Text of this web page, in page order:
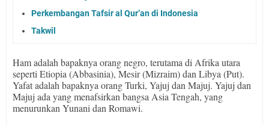
Perkembangan Tafsir al Qur’an di Indonesia
Takwil
Ham adalah bapaknya orang negro, terutama di Afrika utara
seperti Etiopia (Abbasinia), Mesir (Mizraim) dan Libya (Put).
Yafat adalah bapaknya orang Turki, Yajuj dan Majuj. Yajuj dan
Majuj ada yang menafsirkan bangsa Asia Tengah, yang
menurunkan Yunani dan Romawi.